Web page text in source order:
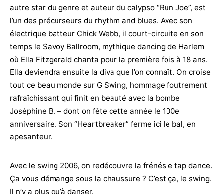
autre star du genre et auteur du calypso “Run Joe”, est
l’un des précurseurs du rhythm and blues. Avec son
électrique batteur Chick Webb, il court-circuite en son
temps le Savoy Ballroom, mythique dancing de Harlem
où Ella Fitzgerald chanta pour la première fois à 18 ans.
Ella deviendra ensuite la diva que l’on connaît. On croise
tout ce beau monde sur G Swing, hommage foutrement
rafraîchissant qui finit en beauté avec la bombe
Joséphine B. – dont on fête cette année le 100e
anniversaire. Son “Heartbreaker” ferme ici le bal, en
apesanteur.
Avec le swing 2006, on redécouvre la frénésie tap dance.
Ça vous démange sous la chaussure ? C’est ça, le swing.
Il n’y a plus qu’à danser.